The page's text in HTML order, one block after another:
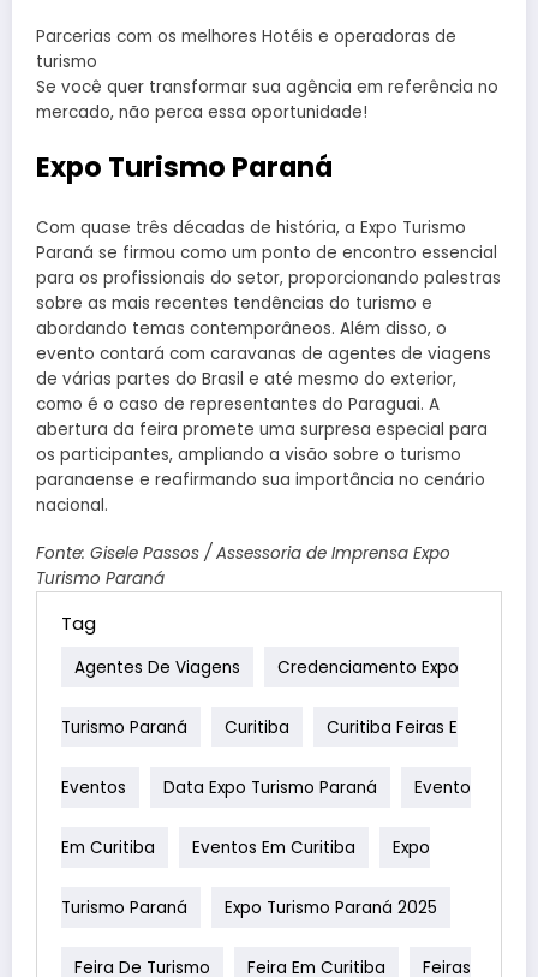
Parcerias com os melhores Hotéis e operadoras de
turismo
Se você quer transformar sua agência em referência no
mercado, não perca essa oportunidade!
Expo Turismo Paraná
Com quase três décadas de história, a Expo Turismo
Paraná se firmou como um ponto de encontro essencial
para os profissionais do setor, proporcionando palestras
sobre as mais recentes tendências do turismo e
abordando temas contemporâneos. Além disso, o
evento contará com caravanas de agentes de viagens
de várias partes do Brasil e até mesmo do exterior,
como é o caso de representantes do Paraguai. A
abertura da feira promete uma surpresa especial para
os participantes, ampliando a visão sobre o turismo
paranaense e reafirmando sua importância no cenário
nacional.
Fonte: Gisele Passos / Assessoria de Imprensa Expo
Turismo Paraná
Tag
Agentes De Viagens Credenciamento Expo
Turismo Paraná Curitiba Curitiba Feiras E
Eventos Data Expo Turismo Paraná Evento
Em Curitiba Eventos Em Curitiba Expo
Turismo Paraná Expo Turismo Paraná 2025
Feira De Turismo Feira Em Curitiba Feiras